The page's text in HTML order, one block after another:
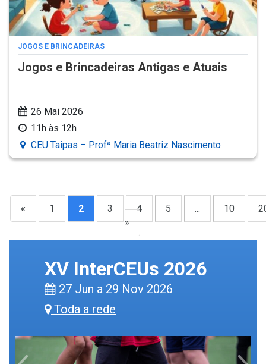
JOGOS E BRINCADEIRAS
Jogos e Brincadeiras Antigas e Atuais
26 Mai 2026
11h às 12h
CEU Taipas – Profª Maria Beatriz Nascimento
« 1 2 3 4 5 ... 10
»
XV InterCEUs 2026
27 Jun a 29 Nov 2026
Toda a rede